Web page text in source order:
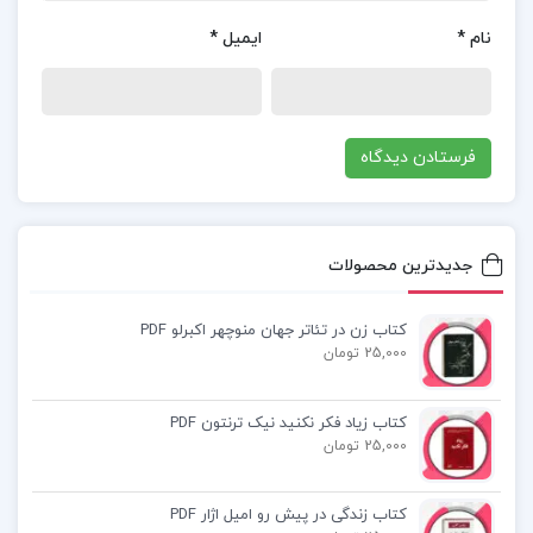
کتاب ساختار سازمانی pdf
دانلود کتاب ساختار سازمانی
ساختار سازمانی اصغر عالم تبریزی pdf
دانلود پی دی اف کتاب ساختار سازمانی اصغر عالم
تبریزی
نام * ایمیل *
جدیدترین محصولات
کتاب زن در تئاتر جهان منوچهر اکبرلو PDF
25,000 تومان
کتاب زیاد فکر نکنید نیک ترنتون PDF
25,000 تومان
کتاب زندگی در پیش رو امیل اژار PDF